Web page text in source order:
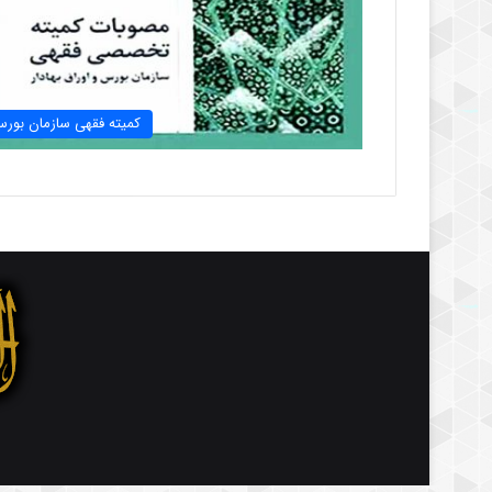
کمیته فقهی سازمان